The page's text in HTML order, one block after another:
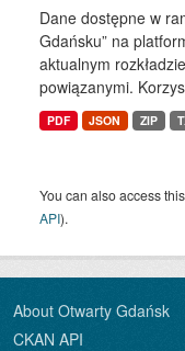
Dane dostępne w
Gdańsku” na
aktualnym
powiązanymi.
PDF JSON ZIP
You can also access
API).
About Otwarty Gdańsk
CKAN API